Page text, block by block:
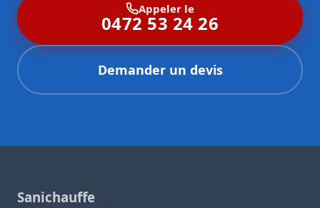
Appeler le
0472 53 24 26
Demander un devis
Sanichauffe